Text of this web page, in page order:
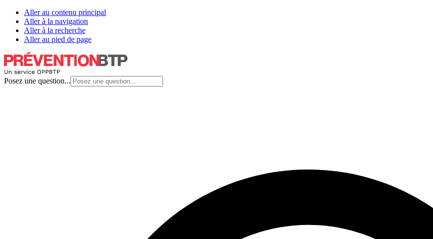
Aller au contenu principal
Aller à la navigation
Aller à la recherche
Aller au pied de page
Posez une question...